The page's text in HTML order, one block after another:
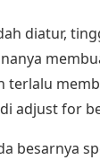
diatur,
adjust for
besarnya